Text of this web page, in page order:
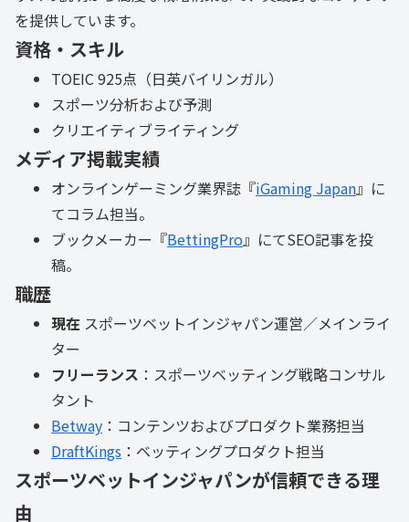
を提供しています。
資格・スキル
TOEIC 925点（日英バイリンガル）
スポーツ分析および予測
クリエイティブライティング
メディア掲載実績
オンラインゲーミング業界誌『iGaming Japan』に
てコラム担当。
ブックメーカー『BettingPro』にてSEO記事を投
稿。
職歴
現在 スポーツベットインジャパン運営／メインライ
ター
フリーランス ：スポーツベッティング戦略コンサル
タント
Betway ：コンテンツおよびプロダクト業務担当
DraftKings ：ベッティングプロダクト担当
スポーツベットインジャパンが信頼できる理
由